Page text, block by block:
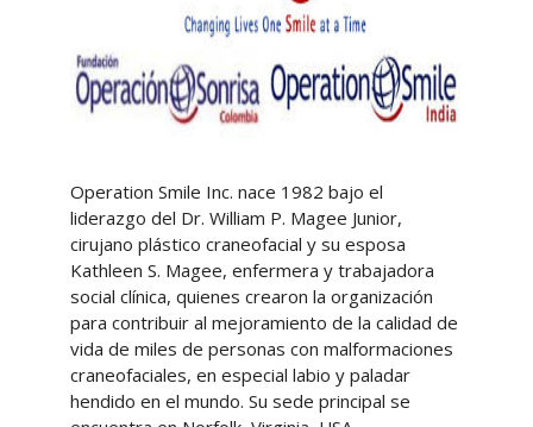
Operation Smile Inc. nace 1982 bajo el
liderazgo del Dr. William P. Magee Junior,
cirujano plástico craneofacial y su esposa
Kathleen S. Magee, enfermera y trabajadora
social clínica, quienes crearon la organización
para contribuir al mejoramiento de la calidad de
vida de miles de personas con malformaciones
craneofaciales, en especial labio y paladar
hendido en el mundo. Su sede principal se